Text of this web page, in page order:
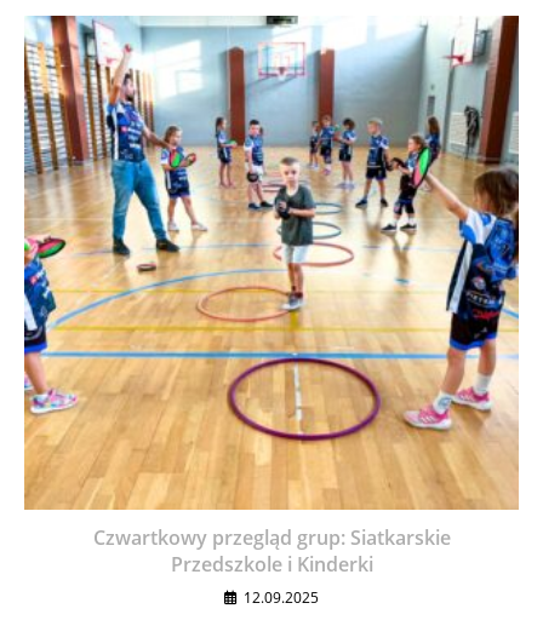
Czwartkowy przegląd grup: Siatkarskie
Przedszkole i Kinderki
12.09.2025